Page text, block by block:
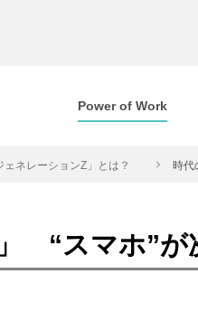
Power of Work
ェネレーションZ」とは？ 時代
“スマホ”が